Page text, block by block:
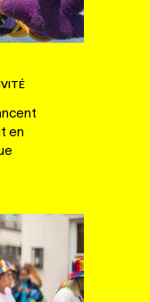
en